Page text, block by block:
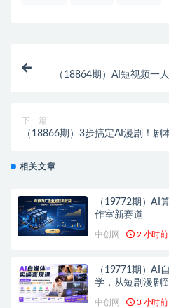
（18864期）AI短视频一
下一篇
（18866期）3步搞定AI漫剧！
相关文章
（19772期）AI
作室新赛道
中创网 2 小时前
（19771期）AI
学，从短剧漫剧
中创网 3 小时前